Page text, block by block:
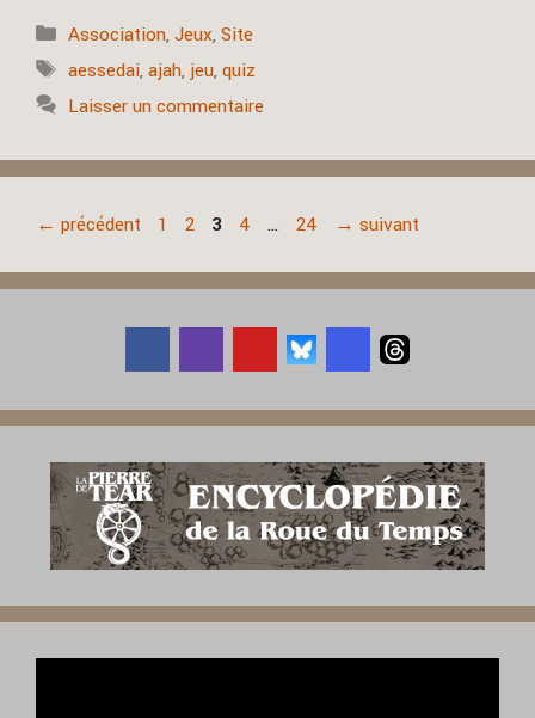
Catégories
Association,Jeux,Site
Étiquettes
aessedai,ajah, jeu,quiz
Laisser un commentaire
← précédent Page
1 Page
2 Page
3 Page
4 … Page
24 → suivant